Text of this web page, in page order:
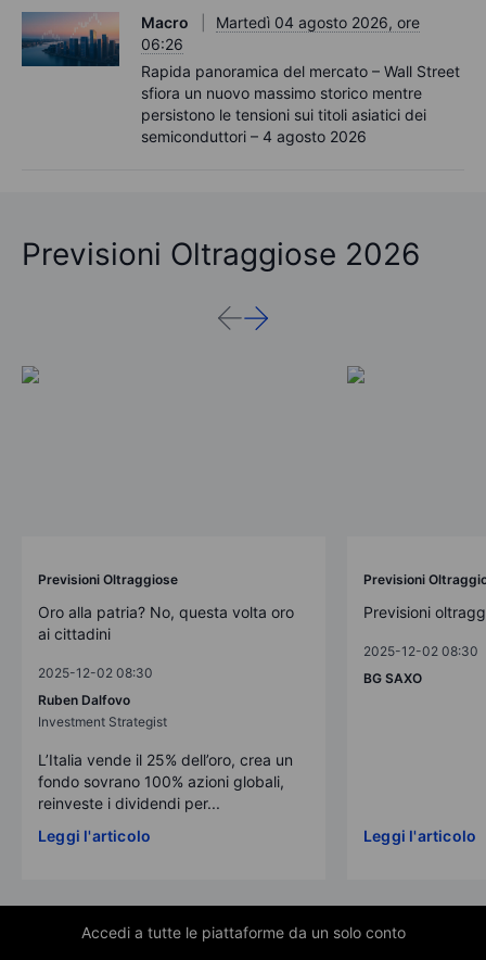
Macro
Martedì 04 agosto 2026, ore
06:26
Rapida panoramica del mercato – Wall Street
sfiora un nuovo massimo storico mentre
persistono le tensioni sui titoli asiatici dei
semiconduttori – 4 agosto 2026
Previsioni Oltraggiose 2026
Previsioni Oltraggiose
Oro alla patria? No, questa volta oro
ai cittadini
2025-12-02 08:30
Ruben Dalfovo
Investment Strategist
L’Italia vende il 25% dell’oro, crea un
fondo sovrano 100% azioni globali,
reinveste i dividendi per...
Leggi l'articolo
Previsioni
Previsioni
2025-12-02 08:30
BG SAXO
Leggi l'articolo
Accedi a tutte le piattaforme da un solo conto